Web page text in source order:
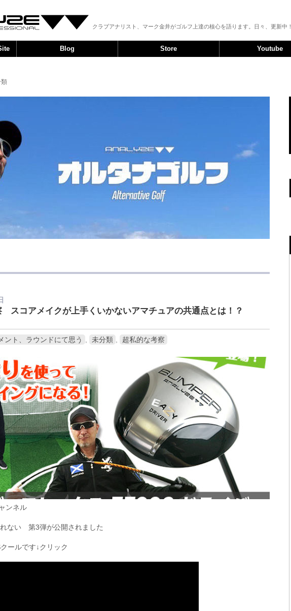
クラブアナリスト、マーク金井がゴルフ上達の核心を語ります。日々、更新中！
Blog Store Youtube
スコアメイクが上手くいかないアマチュアの共通点とは！？
ント、ラウンドにて思う 未分類 超私的な考察
ンネル
ない 第3弾が公開されました
ールです↓クリック